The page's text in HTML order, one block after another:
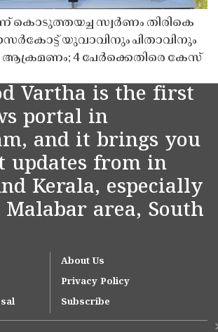
കൊടുത്തയച്ച സ്വർണം തിരികെ
യുവാവിനും പിതാവിനും
4 പേർക്കെതിരെ കേസ്
Vartha is the first
portal in
and it brings you
updates from in
Kerala, especially
area, South
About Us
Privacy Policy
Subscribe